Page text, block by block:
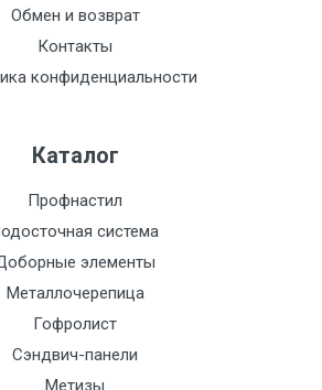
Обмен и возврат
Контакты
конфиденциальности
Каталог
Профнастил
система
элементы
Металлочерепица
Гофролист
Сэндвич-панели
Метизы